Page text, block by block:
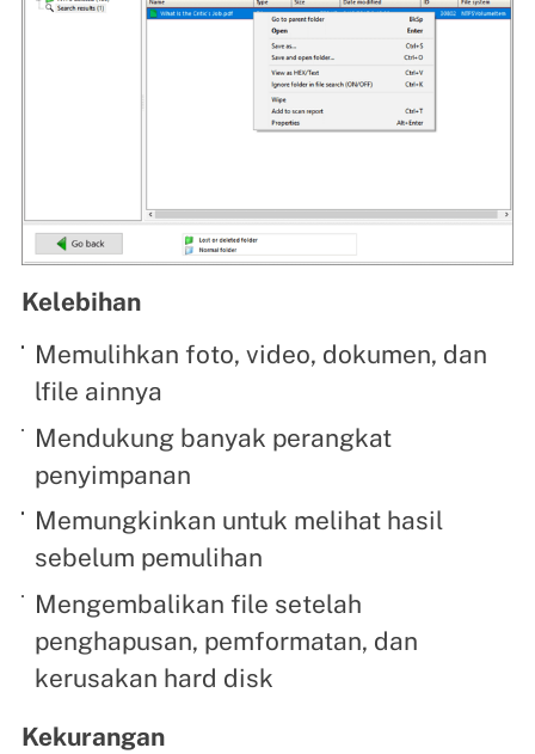
Kelebihan
Memulihkan foto, video, dokumen, dan
lfile ainnya
Mendukung banyak perangkat
penyimpanan
Memungkinkan untuk melihat hasil
sebelum pemulihan
Mengembalikan file setelah
penghapusan, pemformatan, dan
kerusakan hard disk
Kekurangan